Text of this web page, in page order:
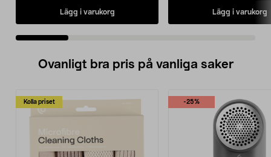
Lägg i varukorg Lägg i varukorg
Ovanligt bra pris på vanliga saker
Kolla priset -25%